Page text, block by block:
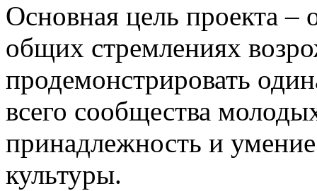
Основная цель проекта
общих стремлениях
продемонстрировать
всего сообщества
принадлежность и
культуры.